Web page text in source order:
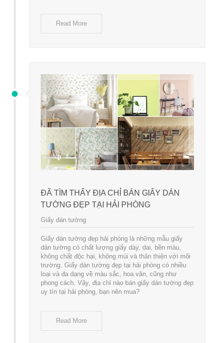
Read More
ĐÃ TÌM THẤY ĐỊA CHỈ BÁN GIẤY DÁN
TƯỜNG ĐẸP TẠI HẢI PHÒNG
Giấy dán tường
Giấy dán tường đẹp hải phòng là những mẫu giấy
dán tường có chất lượng giấy dày, dai, bền màu,
không chất độc hại, không mùi và thân thiện với môi
trường. Giấy dán tường đẹp tại hải phòng có nhiều
loại và đa dạng về màu sắc, hoa văn, cũng như
phong cách. Vậy, địa chỉ nào bán giấy dán tường đẹp
uy tín tại hải phòng, bạn nên mua?
Read More